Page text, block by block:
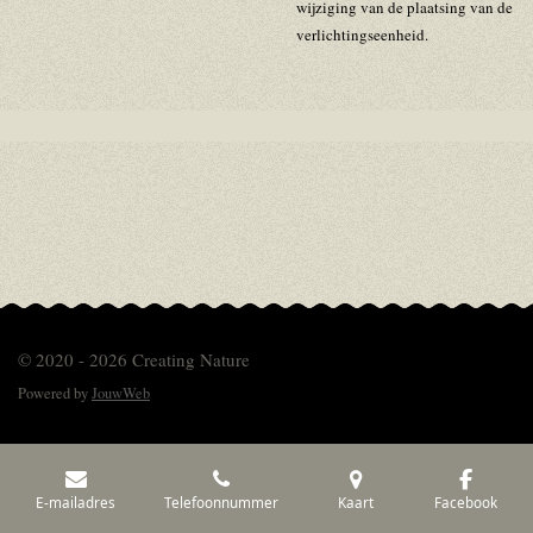
wijziging van de plaatsing van de
verlichtingseenheid.
© 2020 - 2026 Creating Nature
Powered byJouwWeb
E-mailadres Telefoonnummer Kaart Facebook